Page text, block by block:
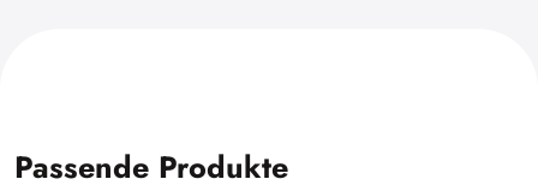
Passende Produkte